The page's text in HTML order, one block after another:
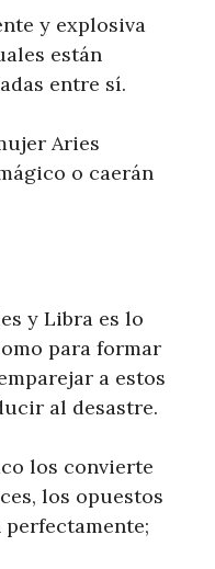
y explosiva
están
entre sí.
Aries
o caerán
y Libra es lo
para formar
a estos
al desastre.
los convierte
los opuestos